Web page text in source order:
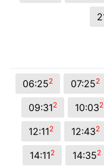
06:252 07:252
09:312 10:032
12:112 12:432
14:112 14:352